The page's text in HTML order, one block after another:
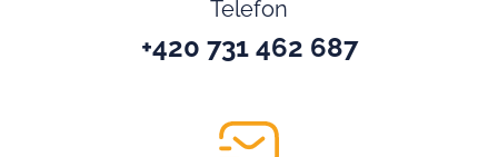
Telefon
+420 731 462 687